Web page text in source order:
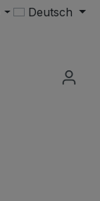
Deutsch